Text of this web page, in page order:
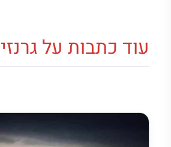
עוד כתבות על גרנזי